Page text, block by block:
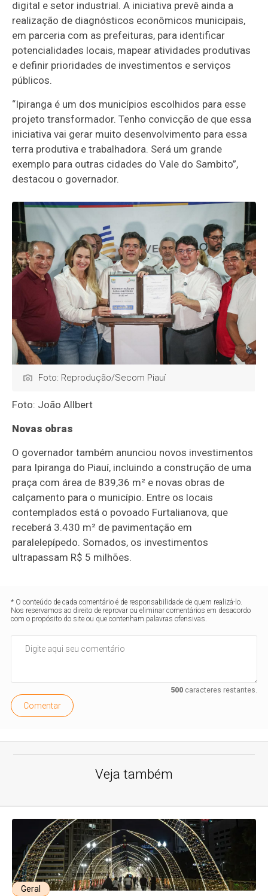
digital e setor industrial. A iniciativa prevê ainda a
realização de diagnósticos econômicos municipais,
em parceria com as prefeituras, para identificar
potencialidades locais, mapear atividades produtivas
e definir prioridades de investimentos e serviços
públicos.
“Ipiranga é um dos municípios escolhidos para esse
projeto transformador. Tenho convicção de que essa
iniciativa vai gerar muito desenvolvimento para essa
terra produtiva e trabalhadora. Será um grande
exemplo para outras cidades do Vale do Sambito”,
destacou o governador.
Foto: Reprodução/Secom Piauí
Foto: João Allbert
Novas obras
O governador também anunciou novos investimentos
para Ipiranga do Piauí, incluindo a construção de uma
praça com área de 839,36 m² e novas obras de
calçamento para o município. Entre os locais
contemplados está o povoado Furtalianova, que
receberá 3.430 m² de pavimentação em
paralelepípedo. Somados, os investimentos
ultrapassam R$ 5 milhões.
* O conteúdo de cada comentário é de responsabilidade de quem realizá-lo.
Nos reservamos ao direito de reprovar ou eliminar comentários em desacordo
com o propósito do site ou que contenham palavras ofensivas.
500caracteres restantes.
Comentar
Veja também
Geral